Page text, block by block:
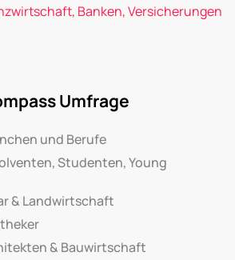
Banken, Versicherungen
Umfrage
und Berufe
Studenten, Young
& Landwirtschaft
& Bauwirtschaft